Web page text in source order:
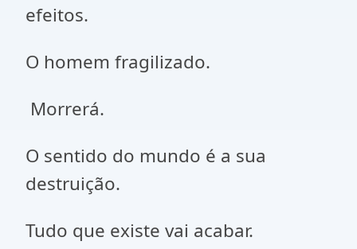
efeitos.
O homem fragilizado.
Morrerá.
O sentido do mundo é a sua
destruição.
Tudo que existe vai acabar.